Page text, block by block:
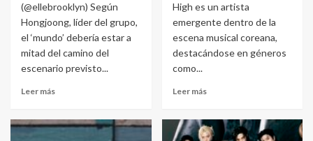
(@ellebrooklyn) Según
Hongjoong, líder del grupo,
el ‘mundo’ debería estar a
mitad del camino del
escenario previsto...
Leer más
High es un artista
emergente dentro de la
escena musical coreana,
destacándose en géneros
como...
Leer más